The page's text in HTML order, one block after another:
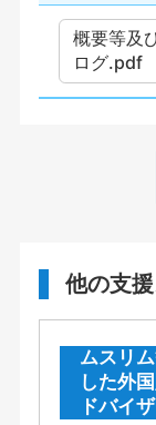
概要等及
ログ.pdf
他の支
ムスリ
した外
ドバイ